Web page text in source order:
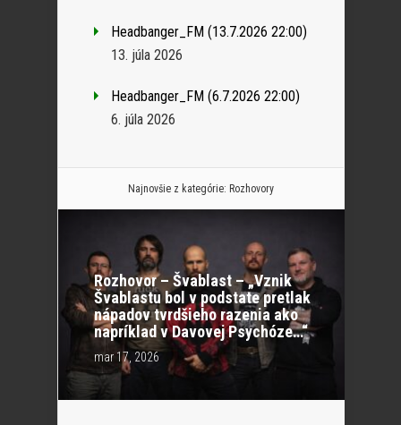
Headbanger_FM (13.7.2026 22:00)
13. júla 2026
Headbanger_FM (6.7.2026 22:00)
6. júla 2026
Najnovšie z kategórie: Rozhovory
Rozhovor – Švablast – „Vznik
Švablastu bol v podstate pretlak
nápadov tvrdšieho razenia ako
napríklad v Davovej Psychóze…“
mar 17, 2026